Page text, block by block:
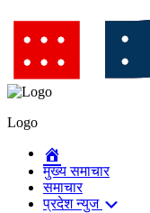
Logo
मुख्य समाचार
समाचार
प्रदेश न्युज